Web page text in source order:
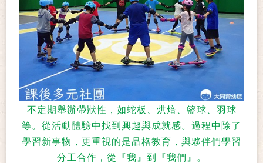
不定期舉辦帶狀性，如蛇板、烘焙、籃球、羽球
等。從活動體驗中找到興趣與成就感。過程中除了
學習新事物，更重視的是品格教育，與夥伴們學習
分工合作，從『我』到『我們』。